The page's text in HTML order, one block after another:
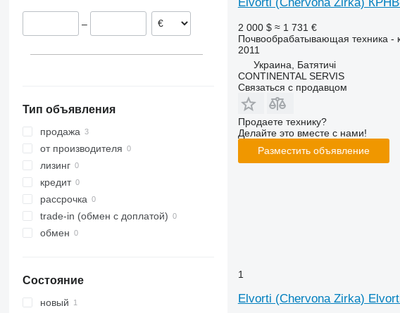
Smaragd
VariDiamant
Zirkon
–
Тип объявления
продажа
от производителя
лизинг
кредит
рассрочка
trade-in (обмен с доплатой)
обмен
Состояние
новый
2 000 $ ≈ 1 731 €
Почвообрабатывающая техника -
2011
Украина, Батятичі
CONTINENTAL SERVIS
Связаться с продавцом
Продаете технику?
Делайте это вместе с нами!
Разместить объявление
1
Elvorti (Chervona Zirka)